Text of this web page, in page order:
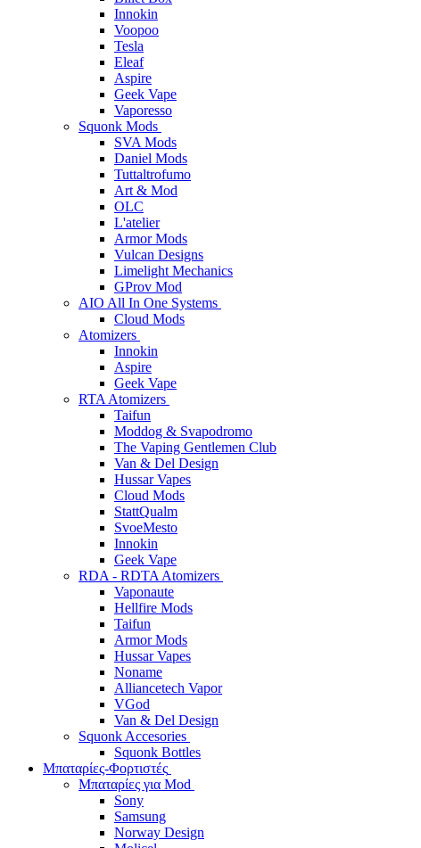
Innokin
Voopoo
Tesla
Eleaf
Aspire
Geek Vape
Vaporesso
Squonk Mods
SVA Mods
Daniel Mods
Tuttaltrofumo
Art & Mod
OLC
L'atelier
Armor Mods
Vulcan Designs
Limelight Mechanics
GProv Mod
AIO All In One Systems
Cloud Mods
Atomizers
Innokin
Aspire
Geek Vape
RTA Atomizers
Taifun
Moddog & Svapodromo
The Vaping Gentlemen Club
Van & Del Design
Hussar Vapes
Cloud Mods
StattQualm
SvoeMesto
Innokin
Geek Vape
RDA - RDTA Atomizers
Vaponaute
Hellfire Mods
Taifun
Armor Mods
Hussar Vapes
Noname
Alliancetech Vapor
VGod
Van & Del Design
Squonk Accesories
Squonk Bottles
Μπαταρίες-Φορτιστές
Μπαταρίες για Mod
Sony
Samsung
Norway Design